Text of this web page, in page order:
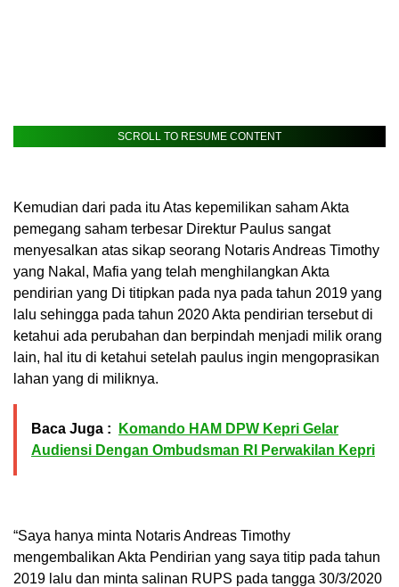
SCROLL TO RESUME CONTENT
Kemudian dari pada itu Atas kepemilikan saham Akta
pemegang saham terbesar Direktur Paulus sangat
menyesalkan atas sikap seorang Notaris Andreas Timothy
yang Nakal, Mafia yang telah menghilangkan Akta
pendirian yang Di titipkan pada nya pada tahun 2019 yang
lalu sehingga pada tahun 2020 Akta pendirian tersebut di
ketahui ada perubahan dan berpindah menjadi milik orang
lain, hal itu di ketahui setelah paulus ingin mengoprasikan
lahan yang di miliknya.
Baca Juga :
Komando HAM DPW Kepri Gelar
Audiensi Dengan Ombudsman RI Perwakilan Kepri
“Saya hanya minta Notaris Andreas Timothy
mengembalikan Akta Pendirian yang saya titip pada tahun
2019 lalu dan minta salinan RUPS pada tangga 30/3/2020